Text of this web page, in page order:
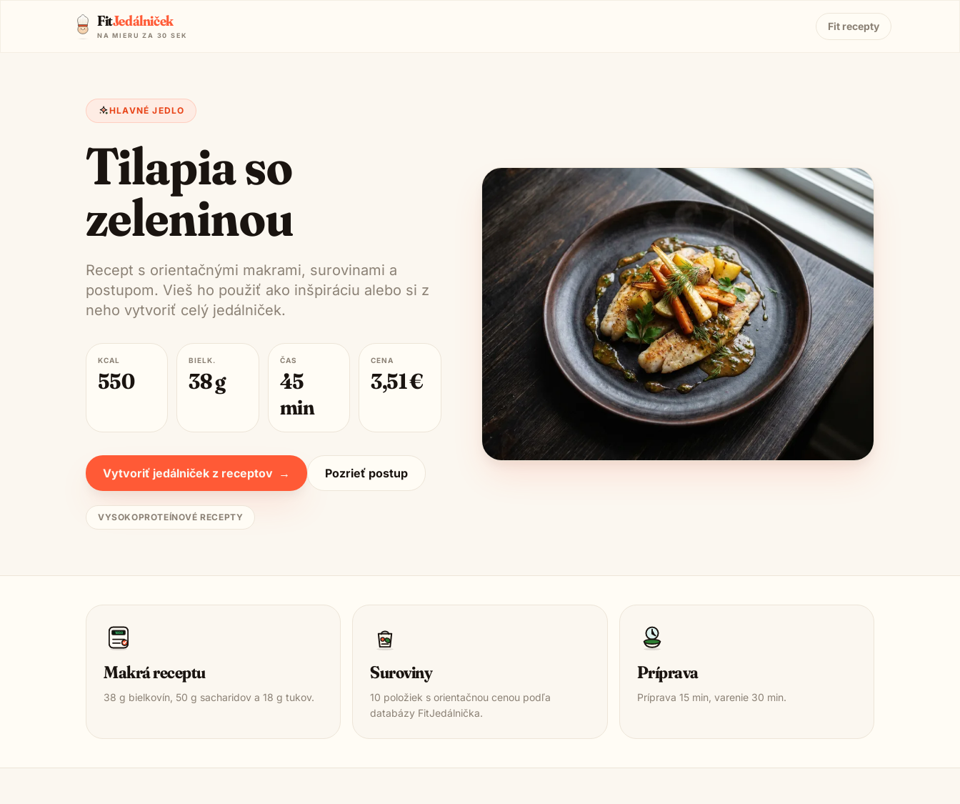
FitJedálniček
NA MIERU ZA 30 SEK
Fit recepty
HLAVNÉ JEDLO
Tilapia so
zeleninou
Recept s orientačnými makrami, surovinami a
postupom. Vieš ho použiť ako inšpiráciu alebo si z
neho vytvoriť celý jedálniček.
KCAL
550
BIELK.
38g
ČAS
45
min
CENA
3,51€
Vytvoriť jedálniček z receptov → Pozrieť postup
VYSOKOPROTEÍNOVÉ RECEPTY
1850
Makrá receptu
38 g bielkovín, 50 g sacharidov a 18 g tukov.
Suroviny
10 položiek s orientačnou cenou podľa
databázy FitJedálnička.
Príprava
Príprava 15min, varenie 30 min.